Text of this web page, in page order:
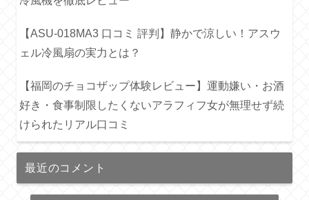
【ASU-018MA3 口コミ 評判】静かで涼しい！アスウ
ェル冷風扇の実力とは？
【福岡のチョコザップ体験レビュー】運動嫌い・お酒
好き・食事制限したくないアラフィフ女が無理せず続
けられたリアル口コミ
最近のコメント